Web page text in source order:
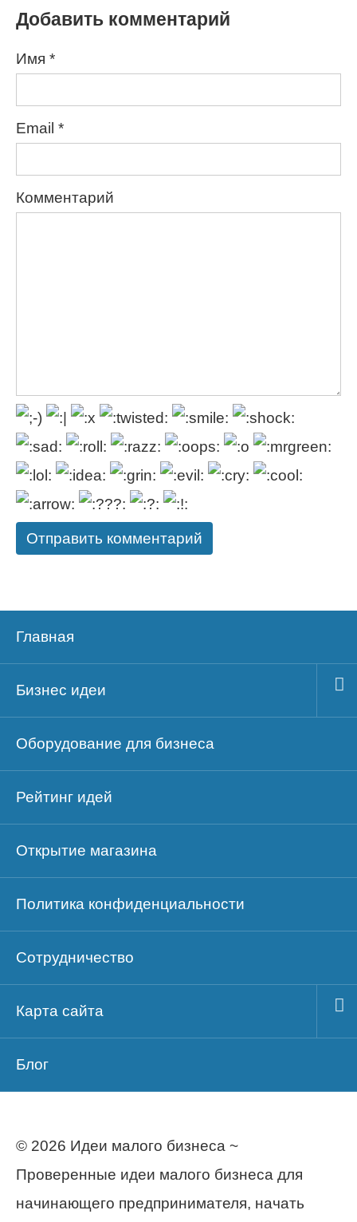
Добавить комментарий
Имя *
Email *
Комментарий
Главная
Бизнес идеи
Оборудование для бизнеса
Рейтинг идей
Открытие магазина
Политика конфиденциальности
Сотрудничество
Карта сайта
Блог
© 2026 Идеи малого бизнеса ~
Проверенные идеи малого бизнеса для
начинающего предпринимателя, начать